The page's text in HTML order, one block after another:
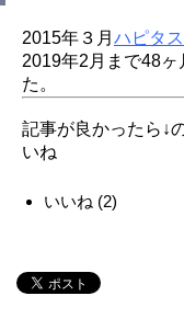
2015年３月 ハピタス
2019年2月まで48ヶ
た。
記事が良かったら↓
いね
いいね (2)